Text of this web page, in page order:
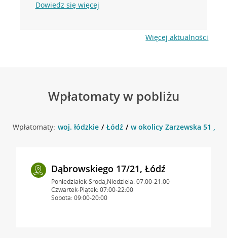
Dowiedz się więcej
Więcej aktualności
Wpłatomaty w pobliżu
Wpłatomaty: woj. łódzkie Łódź w okolicy Zarzewska 51 ,
Dąbrowskiego 17/21, Łódź
Poniedziałek-Środa,Niedziela: 07:00-21:00
Czwartek-Piątek: 07:00-22:00
Sobota: 09:00-20:00